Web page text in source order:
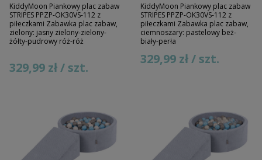
KiddyMoon Piankowy plac zabaw
STRIPES PPZP-OK30VS-112 z
piłeczkami Zabawka plac zabaw,
zielony: jasny zielony-zielony-
żółty-pudrowy róż-róż
329,99 zł / szt.
KiddyMoon Piankowy plac zabaw
STRIPES PPZP-OK30VS-112 z
piłeczkami Zabawka plac zabaw,
ciemnoszary: pastelowy beż-
biały-perła
329,99 zł / szt.